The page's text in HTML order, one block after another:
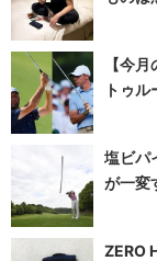
【今
トゥ
塩ビパ
が一変
ZERO